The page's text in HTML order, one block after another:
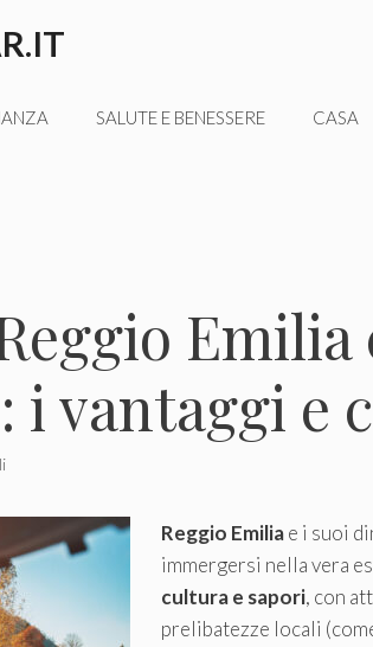
SALUTE E BENESSERE CASA
Emilia
i vantaggi e
Reggio Emiliae i suoi
immergersi nella vera
cultura e sapori, con
prelibatezze locali